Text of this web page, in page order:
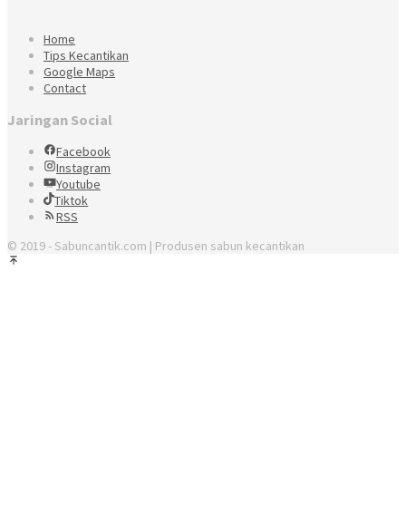
Home
Tips Kecantikan
Google Maps
Contact
Jaringan Social
Facebook
Instagram
Youtube
Tiktok
RSS
© 2019 - Sabuncantik.com | Produsen sabun kecantikan